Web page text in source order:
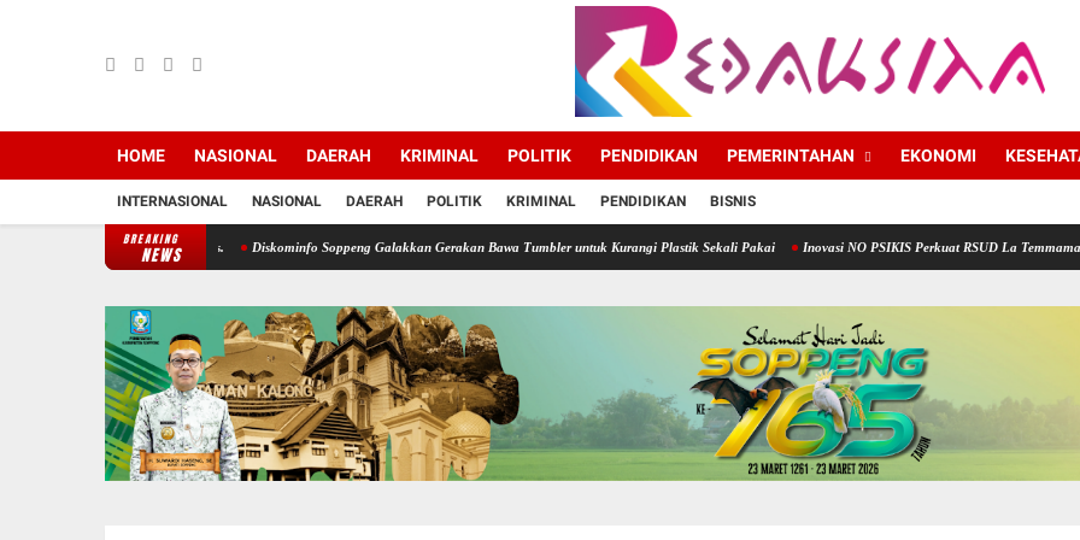
HOME NASIONAL DAERAH KRIMINAL POLITIK PENDIDIKAN PEMERINTAHAN EKONOMI
INTERNASIONAL NASIONAL DAERAH POLITIK KRIMINAL PENDIDIKAN BISNIS
BREAKING
NEWSPT. Lamataesso Mattappa Gelar Rapat Persiapan HKAN 2026, TWA Lejja Jadi Tuan Rumah Bupati Soppeng Sambut Silaturahmi Kapolres, Perkuat